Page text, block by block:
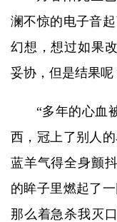
澜不惊的电子音
幻想，想过如果
妥协，但是结果呢
“多年的心血
西，冠上了别人
蓝羊气得全身颤
的眸子里燃起了
那么着急杀我灭